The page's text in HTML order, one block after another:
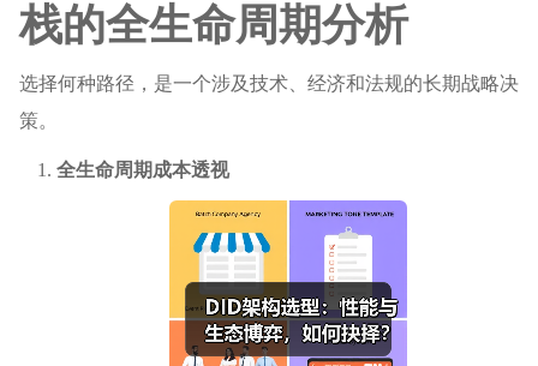
栈的全生命周期分析
选择何种路径，是一个涉及技术、经济和法规的长期战略决
策。
全生命周期成本透视